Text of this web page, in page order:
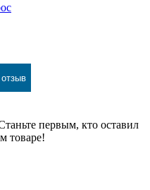
первым, кто оставил
товаре!